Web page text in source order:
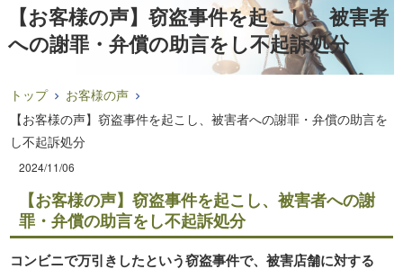
【お客様の声】窃盗事件を起こし、被害者
への謝罪・弁償の助言をし不起訴処分
トップ
お客様の声
【お客様の声】窃盗事件を起こし、被害者への謝罪・弁償の助言を
し不起訴処分
2024/11/06
【お客様の声】窃盗事件を起こし、被害者への謝
罪・弁償の助言をし不起訴処分
コンビニで万引きしたという窃盗事件で、被害店舗に対する